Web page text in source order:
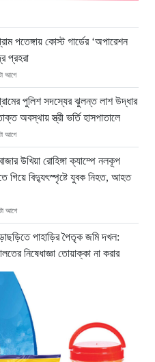
পতেঙ্গায় কোস্ট গার্ডের ‘অপারেশন
প্রহরা
আগে
পুলিশ সদস্যের ঝুলন্ত লাশ উদ্ধার
অবস্থায় স্ত্রী ভর্তি হাসপাতালে
আগে
উখিয়া রোহিঙ্গা ক্যাম্পে নলকূপ
গিয়ে বিদ্যুৎস্পৃষ্টে যুবক নিহত, আহত
আগে
পাহাড়ির পৈতৃক জমি দখল:
নিষেধাজ্ঞা তোয়াক্কা না করার
আগে
প্রকাশের আগেই ঝরল এসএসসি
প্রাণ: সড়ক দুর্ঘটনায় মর্মান্তিক